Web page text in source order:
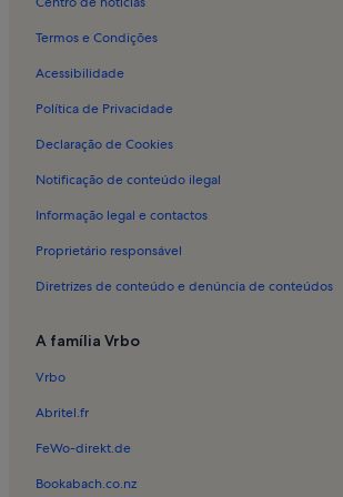
Alojamento para férias em Hospital de S. João
Alojamento para férias em Gens
Alojamento para férias em Antas
Alojamento para férias em Rebordosa
Casas em Porto
Termos e Condições
Acessibilidade
Política de Privacidade
Declaração de Cookies
Notificação de conteúdo ilegal
Informação legal e contactos
Proprietário responsável
Diretrizes de conteúdo e denúncia de conteúdos
A família Vrbo
Vrbo
Abritel.fr
FeWo-direkt.de
Bookabach.co.nz